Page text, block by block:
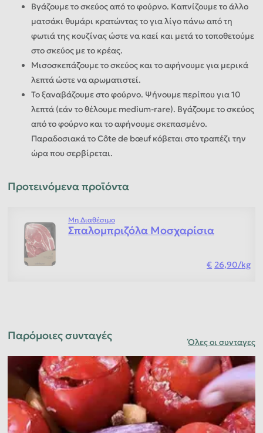
Βγάζουμε το σκεύος από το φούρνο. Καπνίζουμε το άλλο
ματσάκι θυμάρι κρατώντας το για λίγο πάνω από τη
φωτιά της κουζίνας ώστε να καεί και μετά το τοποθετούμε
στο σκεύος με το κρέας.
Μισοσκεπάζουμε το σκεύος και το αφήνουμε για μερικά
λεπτά ώστε να αρωματιστεί.
Το ξαναβάζουμε στο φούρνο. Ψήνουμε περίπου για 10
λεπτά (εάν το θέλουμε medium-rare). Βγάζουμε το σκεύος
από το φούρνο και το αφήνουμε σκεπασμένο.
Παραδοσιακά το Côte de bœuf κόβεται στο τραπέζι την
ώρα που σερβίρεται.
Προτεινόμενα προϊόντα
Μη Διαθέσιμο
Σπαλομπριζόλα Μοσχαρίσια
26,90/kg
Παρόμοιες συνταγές Όλες οι συνταγες